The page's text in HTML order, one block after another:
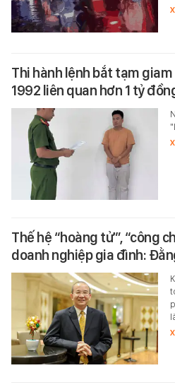
Thi hành lệnh bắt tạm giam
1992 liên quan hơn 1 tỷ
Thế hệ “hoàng tử”, “công
doanh nghiệp gia đình: